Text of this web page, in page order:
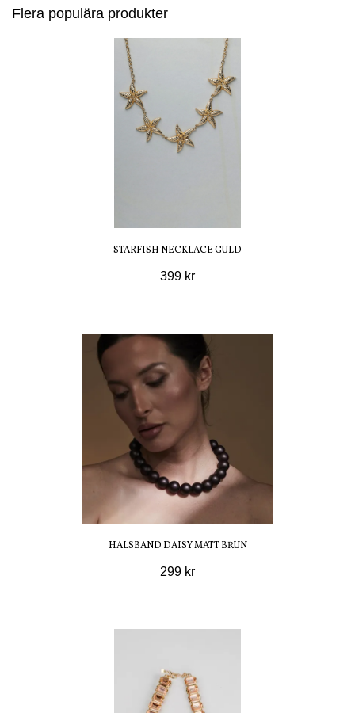
Flera populära produkter
STARFISH NECKLACE GULD
399 kr
HALSBAND DAISY MATT BRUN
299 kr